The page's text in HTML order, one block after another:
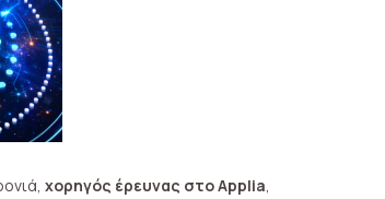
χορηγός έρευνας στο Applia